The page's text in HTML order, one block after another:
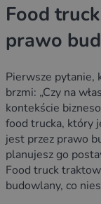
Food
prawo
Pierwsze pytanie,
brzmi: „Czy na
kontekście
food trucka, który
jest przez prawo
planujesz go
Food truck
budowlany, co